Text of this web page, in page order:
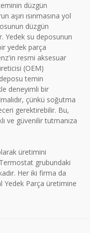
düzgün
aşırı ısınmasına yol
düzgün
Yedek su deposunun
yedek parça
resmi aksesuar
(OEM)
temin
deneyimli bir
çünkü soğutma
gerektirebilir. Bu,
ve güvenilir tutmanıza
üretimini
grubundaki
Her iki firma da
Yedek Parça üretimine